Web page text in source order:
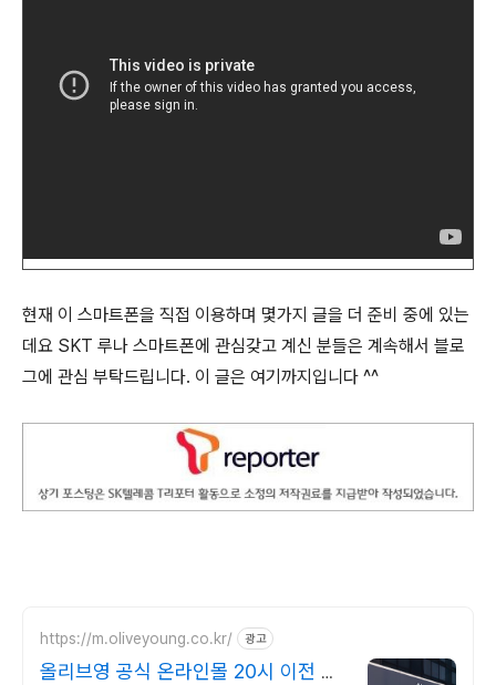
현재 이 스마트폰을 직접 이용하며 몇가지 글을 더 준비 중에 있는
데요 SKT 루나 스마트폰에 관심갖고 계신 분들은 계속해서 블로
그에 관심 부탁드립니다. 이 글은 여기까지입니다 ^^
https://m.oliveyoung.co.kr/ 광고
올리브영 공식 온라인몰 20시 이전 주